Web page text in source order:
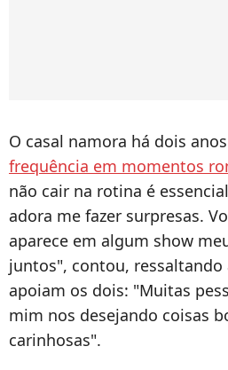
O casal namora há dois
frequência em momentos
não cair na rotina é
adora me fazer surpresas.
aparece em algum show
juntos", contou, ressaltando
apoiam os dois: "Muitas
mim nos desejando coisas
carinhosas".